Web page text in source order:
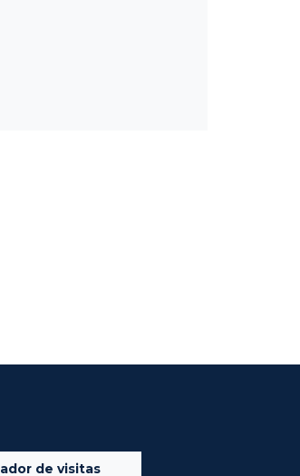
de visitas